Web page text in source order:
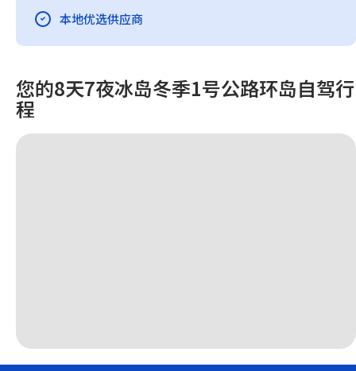
本地优选供应商
您的8天7夜冰岛冬季1号公路环岛自驾行
程